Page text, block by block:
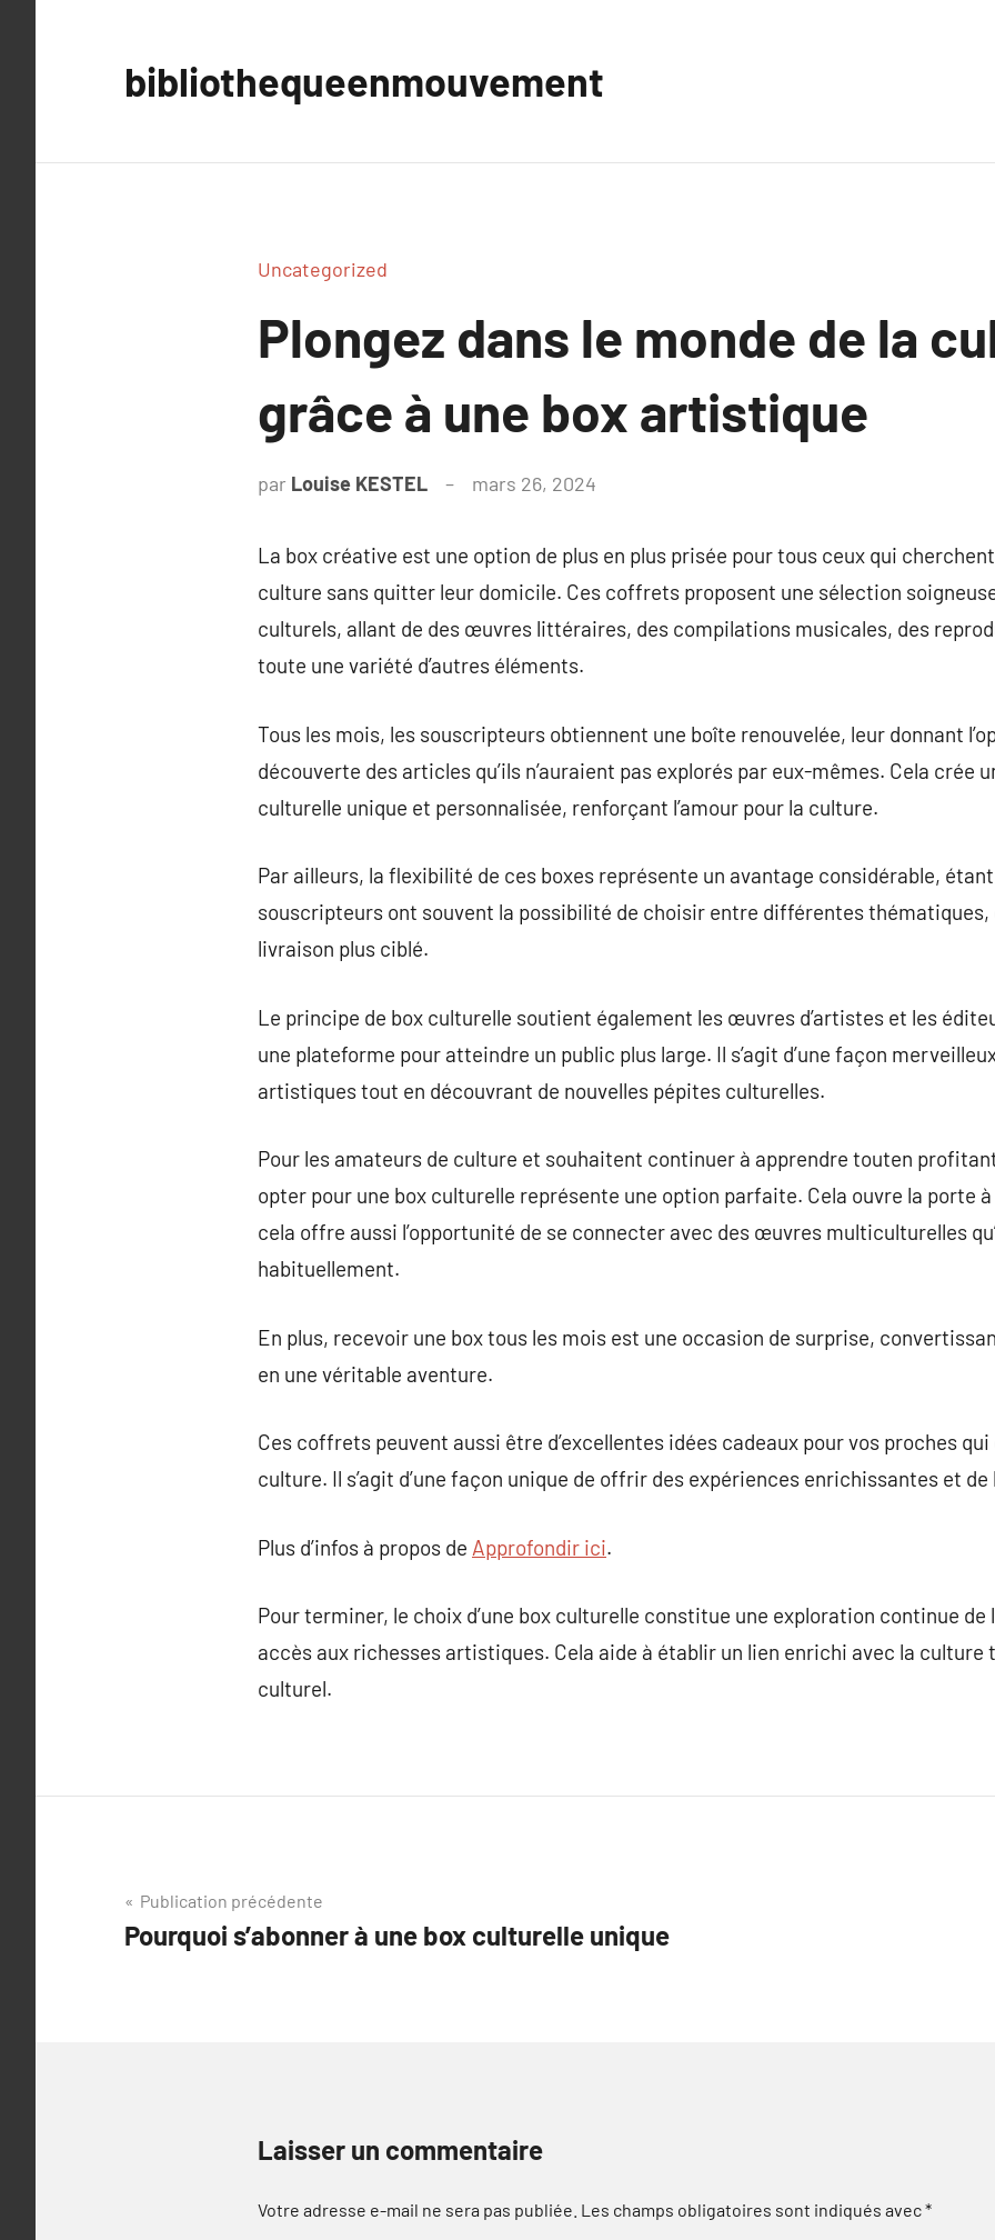
bibliothequeenmouvement
Uncategorized
Plongez dans le monde de la
grâce à une box artistique
par Louise KESTEL mars 26, 2024
La box créative est une option de plus en plus prisée pour tous ceux qui
culture sans quitter leur domicile. Ces coffrets proposent une sélection
culturels, allant de des œuvres littéraires, des compilations musicales, des
toute une variété d’autres éléments.
Tous les mois, les souscripteurs obtiennent une boîte renouvelée, leur donnant
découverte des articles qu’ils n’auraient pas explorés par eux-mêmes. Cela crée
culturelle unique et personnalisée, renforçant l’amour pour la culture.
Par ailleurs, la flexibilité de ces boxes représente un avantage considérable,
souscripteurs ont souvent la possibilité de choisir entre différentes thématiques,
livraison plus ciblé.
Le principe de box culturelle soutient également les œuvres d’artistes et les
une plateforme pour atteindre un public plus large. Il s’agit d’une façon
artistiques tout en découvrant de nouvelles pépites culturelles.
Pour les amateurs de culture et souhaitent continuer à apprendre touten
opter pour une box culturelle représente une option parfaite. Cela ouvre la porte
cela offre aussi l’opportunité de se connecter avec des œuvres multiculturelles
habituellement.
En plus, recevoir une box tous les mois est une occasion de surprise,
en une véritable aventure.
Ces coffrets peuvent aussi être d’excellentes idées cadeaux pour vos proches
culture. Il s’agit d’une façon unique de offrir des expériences enrichissantes et
Plus d’infos à propos de Approfondir ici.
Pour terminer, le choix d’une box culturelle constitue une exploration continue
accès aux richesses artistiques. Cela aide à établir un lien enrichi avec la culture
culturel.
Navigation
de
Publication précédente
Pourquoi s’abonner à une box culturelle unique
Laisser un commentaire
Votre adresse e-mail ne sera pas publiée. Les champs obligatoires sont indiqués avec*